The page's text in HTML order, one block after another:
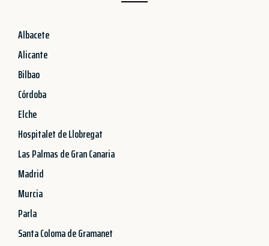
Albacete
Alicante
Bilbao
Córdoba
Elche
Hospitalet de Llobregat
Las Palmas de Gran Canaria
Madrid
Murcia
Parla
Santa Coloma de Gramanet